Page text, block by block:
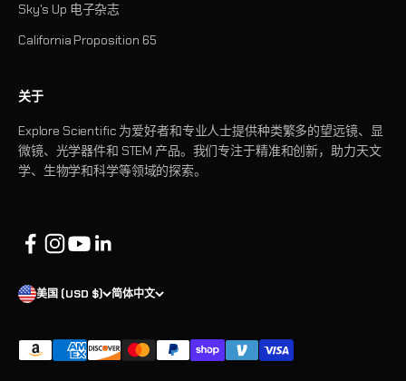
Sky's Up 电子杂志
California Proposition 65
关于
Explore Scientific 为爱好者和专业人士提供种类繁多的望远镜、显
微镜、光学器件和 STEM 产品。我们专注于精准和创新，助力天文
学、生物学和科学等领域的探索。
美国 (USD $) 简体中文